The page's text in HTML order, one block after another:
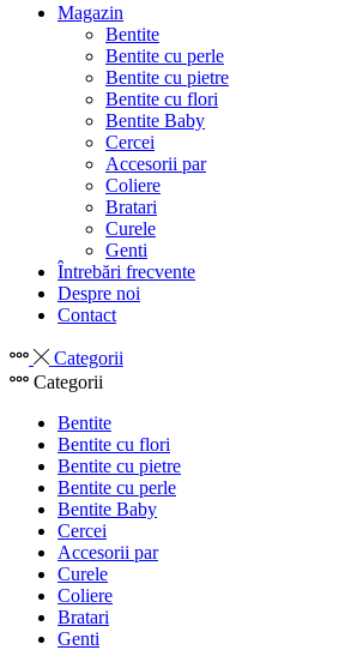
Magazin
Bentite
Bentite cu perle
Bentite cu pietre
Bentite cu flori
Bentite Baby
Cercei
Accesorii par
Coliere
Bratari
Curele
Genti
Întrebări frecvente
Despre noi
Contact
Categorii
Categorii
Bentite
Bentite cu flori
Bentite cu pietre
Bentite cu perle
Bentite Baby
Cercei
Accesorii par
Curele
Coliere
Bratari
Genti